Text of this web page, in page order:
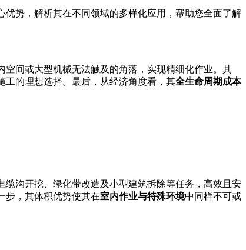
势，解析其在不同领域的多样化应用，帮助您全面了解
空间或大型机械无法触及的角落，实现精细化作业。其
工的理想选择。最后，从经济角度看，其全生命周期成本
缆沟开挖、绿化带改造及小型建筑拆除等任务，高效且安
步，其体积优势使其在室内作业与特殊环境中同样不可或